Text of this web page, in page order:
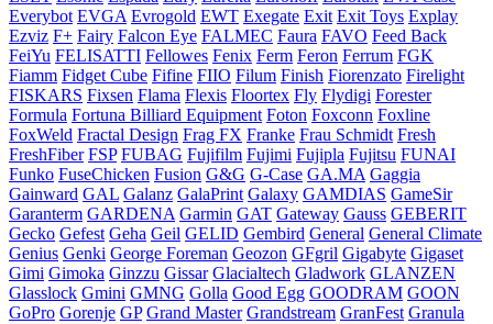
Everybot EVGA Evrogold EWT Exegate Exit Exit Toys Explay
Ezviz F+ Fairy Falcon Eye FALMEC Faura FAVO Feed Back
FeiYu FELISATTI Fellowes Fenix Ferm Feron Ferrum FGK
Fiamm Fidget Cube Fifine FIIO Filum Finish Fiorenzato Firelight
FISKARS Fixsen Flama Flexis Floortex Fly Flydigi Forester
Formula Fortuna Billiard Equipment Foton Foxconn Foxline
FoxWeld Fractal Design Frag FX Franke Frau Schmidt Fresh
FreshFiber FSP FUBAG Fujifilm Fujimi Fujipla Fujitsu FUNAI
Funko FuseChicken Fusion G&G G-Case GA.MA Gaggia
Gainward GAL Galanz GalaPrint Galaxy GAMDIAS GameSir
Garanterm GARDENA Garmin GAT Gateway Gauss GEBERIT
Gecko Gefest Geha Geil GELID Gembird General General Climate
Genius Genki George Foreman Geozon GFgril Gigabyte Gigaset
Gimi Gimoka Ginzzu Gissar Glacialtech Gladwork GLANZEN
Glasslock Gmini GMNG Golla Good Egg GOODRAM GOON
GoPro Gorenje GP Grand Master Grandstream GranFest Granula